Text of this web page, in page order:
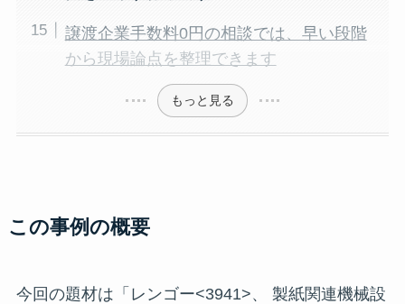
譲渡企業手数料0円の相談では、早い段階
から現場論点を整理できます
もっと見る
この事例の概要
今回の題材は「レンゴー<3941>、 製紙関連機械設